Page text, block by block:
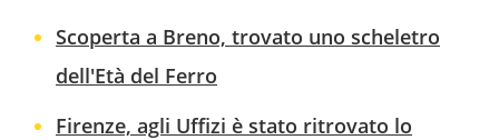
Scoperta a Breno, trovato uno scheletro
dell'Età del Ferro
Firenze, agli Uffizi è stato ritrovato lo